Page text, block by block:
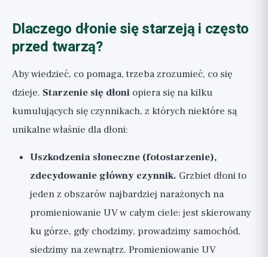
Dlaczego dłonie się starzeją i często
przed twarzą?
Aby wiedzieć, co pomaga, trzeba zrozumieć, co się
dzieje. Starzenie się dłoni opiera się na kilku
kumulujących się czynnikach, z których niektóre są
unikalne właśnie dla dłoni:
Uszkodzenia słoneczne (fotostarzenie),
zdecydowanie główny czynnik. Grzbiet dłoni to
jeden z obszarów najbardziej narażonych na
promieniowanie UV w całym ciele: jest skierowany
ku górze, gdy chodzimy, prowadzimy samochód,
siedzimy na zewnątrz. Promieniowanie UV